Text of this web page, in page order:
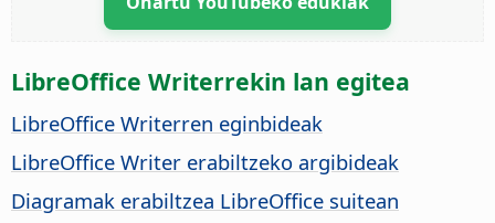
LibreOffice Writerrekin lan egitea
LibreOffice Writerren eginbideak
LibreOffice Writer erabiltzeko argibideak
Diagramak erabiltzea LibreOffice suitean